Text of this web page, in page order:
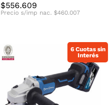
$556.609
Precio s/imp nac. $460.007
6 Cuotas sin
Interés